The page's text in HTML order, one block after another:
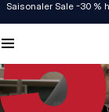
Saisonaler Sale -30 %
QUALITÄT
Unsere
der Materialien